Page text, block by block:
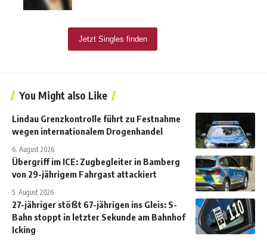
You Might also Like
Lindau Grenzkontrolle führt zu Festnahme
wegen internationalem Drogenhandel
6. August 2026
Übergriff im ICE: Zugbegleiter in Bamberg
von 29-jährigem Fahrgast attackiert
5. August 2026
27-jähriger stößt 67-jährigen ins Gleis: S-
Bahn stoppt in letzter Sekunde am Bahnhof
Icking